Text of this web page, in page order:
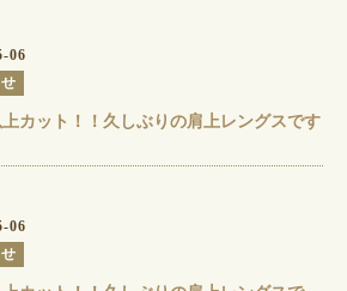
06
上カット！！久しぶりの肩上レングスです
06